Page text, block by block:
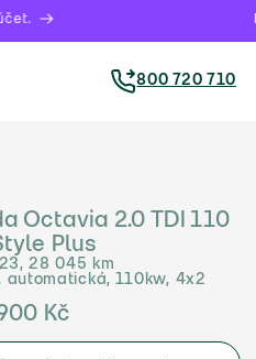
800 720 710
Octavia 2.0 TDI 110
Plus
28 045 km
automatická, 110kw, 4x2
Kč